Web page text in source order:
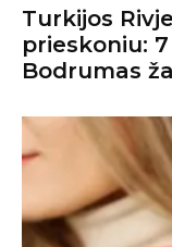
Turkijos
prieskoniu:
Bodrumas